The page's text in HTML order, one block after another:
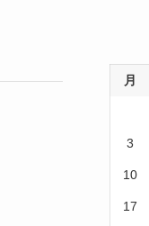
月
3
10
17